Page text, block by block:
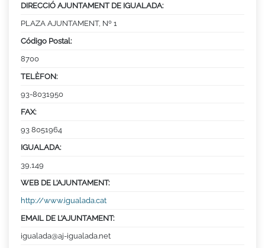
DIRECCIÓ AJUNTAMENT DE IGUALADA:
PLAZA AJUNTAMENT, Nº 1
Código Postal:
8700
TELÈFON:
93-8031950
FAX:
93 8051964
IGUALADA:
39,149
WEB DE L’AJUNTAMENT:
http://www.igualada.cat
EMAIL DE L’AJUNTAMENT:
igualada@aj-igualada.net